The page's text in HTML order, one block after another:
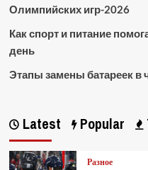
Олимпийских игр-2026
Как спорт и питание
день
Этапы замены батареек в
Latest Popular
Разное